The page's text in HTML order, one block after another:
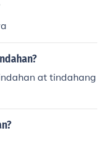
at tindahang